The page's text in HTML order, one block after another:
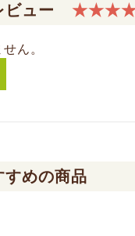
ビュー
ん。
すめの商品